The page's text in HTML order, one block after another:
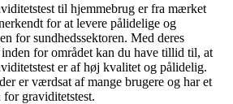
til hjemmebrug er fra mærket
for at levere pålidelige og
for sundhedssektoren. Med deres
for området kan du have tillid til, at
er af høj kvalitet og pålidelig.
er værdsat af mange brugere og har et
graviditetstest.